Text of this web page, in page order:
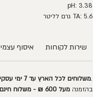
pH: 3.38
TA: 5.6 גרם לליטר
איסוף עצמי שירות לקוחות
משלוחים לכל הארץ עד 7 ימי עסקים,בהתאם לאזורי החלוקה.
בהזמנה מעל 600 ₪ - משלוח חינם